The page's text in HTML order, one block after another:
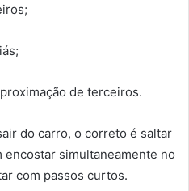
de terceiros.
do carro, o correto é saltar
simultaneamente no
com passos curtos.